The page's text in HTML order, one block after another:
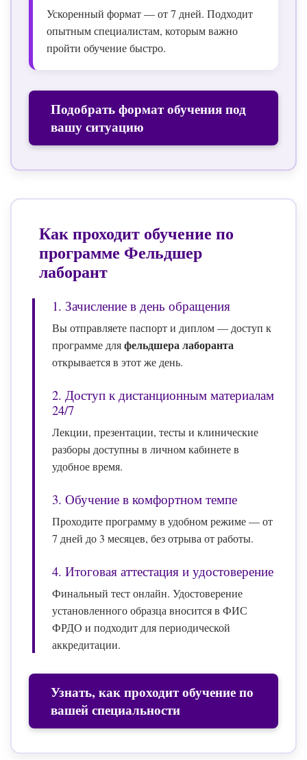
Ускоренный формат — от 7 дней. Подходит
опытным специалистам, которым важно
пройти обучение быстро.
Подобрать формат обучения под
вашу ситуацию
Как проходит обучение по
программе Фельдшер
лаборант
1. Зачисление в день обращения
Вы отправляете паспорт и диплом — доступ к
программе дляфельдшера лаборанта
открывается в этот же день.
2. Доступ к дистанционным материалам
24/7
Лекции, презентации, тесты и клинические
разборы доступны в личном кабинете в
удобное время.
3. Обучение в комфортном темпе
Проходите программу в удобном режиме — от
7 дней до 3 месяцев, без отрыва от работы.
4. Итоговая аттестация и удостоверение
Финальный тест онлайн. Удостоверение
установленного образца вносится в ФИС
ФРДО и подходит для периодической
аккредитации.
Узнать, как проходит обучение по
вашей специальности